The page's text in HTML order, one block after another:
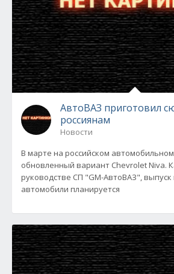
АвтоВАЗ приготовил
россиянам
Новости
В марте на российском
обновленный вариант Chevrolet Niva.
руководстве СП "GM-АвтоВАЗ", выпуск
автомобили планируется